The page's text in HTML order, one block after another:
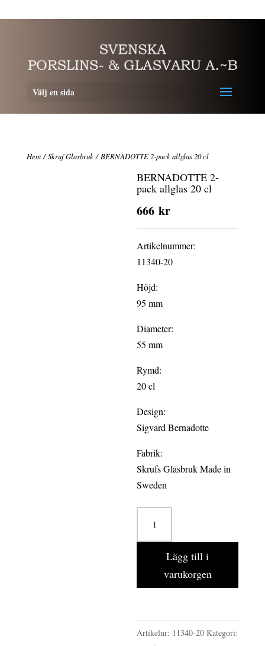
Välj en sida
Hem/Skruf Glasbruk/ BERNADOTTE 2-pack allglas 20 cl
BERNADOTTE 2-
pack allglas 20 cl
666kr
Artikelnummer:
11340-20
Höjd:
95 mm
Diameter:
55 mm
Rymd:
20 cl
Design:
Sigvard Bernadotte
Fabrik:
Skrufs Glasbruk Made in
Sweden
pack
Lägg till i
varukorgen
Artikelnr: 11340-20 Kategori: